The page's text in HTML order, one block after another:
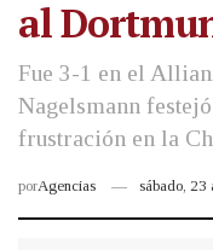
al
Fue 3-1 en el
Nagelsmann
frustración en la
porAgencias sábado,